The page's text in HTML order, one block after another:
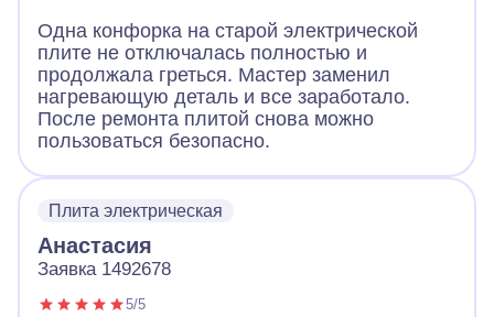
Одна конфорка на старой электрической
плите не отключалась полностью и
продолжала греться. Мастер заменил
нагревающую деталь и все заработало.
После ремонта плитой снова можно
пользоваться безопасно.
Плита электрическая
Анастасия
Заявка 1492678
5/5